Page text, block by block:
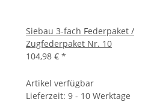
Siebau 3-fach Federpaket /
Zugfederpaket Nr. 10
104,98 € *
Artikel verfügbar
Lieferzeit: 9 - 10 Werktage